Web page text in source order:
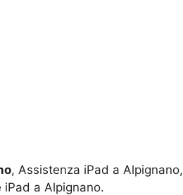
, Assistenza iPad a
iPad a Alpignano.